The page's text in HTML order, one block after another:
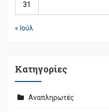
31
« Ιούλ
Kατηγορίες
Αναπληρωτές